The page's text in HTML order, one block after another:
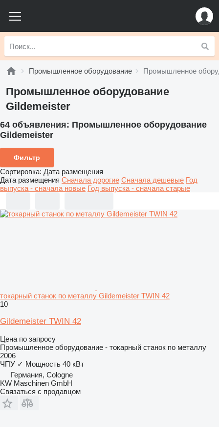
Промышленное оборудование Промышленное
Промышленное оборудование
Gildemeister
64 объявления: Промышленное оборудование
Gildemeister
Фильтр
Сортировка: Дата размещения
Дата размещения Сначала дорогие Сначала дешевые Год
выпуска - сначала новые Год выпуска - сначала старые
токарный станок по металлу Gildemeister TWIN 42
10
Gildemeister TWIN 42
Цена по запросу
Промышленное оборудование - токарный станок по металлу
2006
ЧПУ ✓ Мощность 40 кВт
Германия, Cologne
KW Maschinen GmbH
Связаться с продавцом